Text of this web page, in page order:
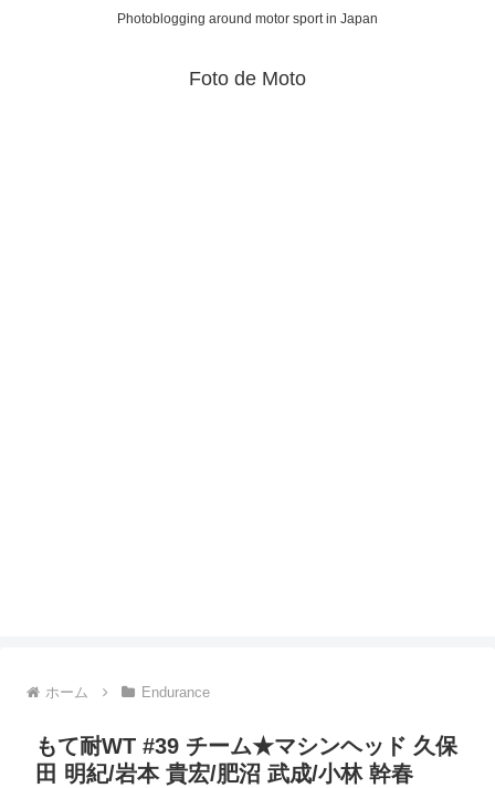
Photoblogging around motor sport in Japan
Foto de Moto
ホーム Endurance
もて耐WT #39 チーム★マシンヘッド 久保
田 明紀/岩本 貴宏/肥沼 武成/小林 幹春